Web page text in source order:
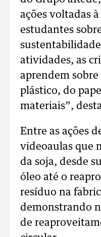
ações voltadas
estudantes
atividades, as
aprendem
plástico, do
materiais”,
Entre as ações
videoaulas que
da soja, desde
óleo até o
resíduo na
demonstrando
de